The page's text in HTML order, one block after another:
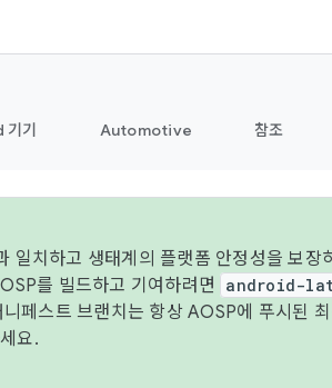
기 Automotive 참조
일치하고 생태계의 플랫폼 안정성을 보장
를 빌드하고 기여하려면
android-
니페스트 브랜치는 항상 AOSP에 푸시된
요.